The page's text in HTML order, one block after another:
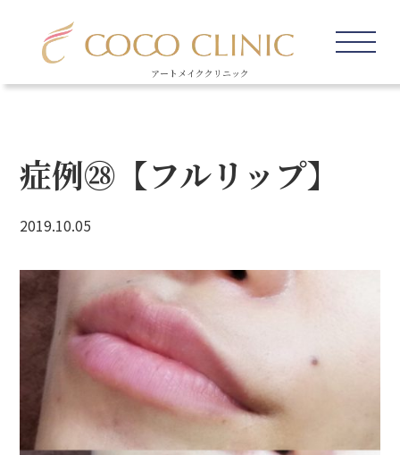
アートメイククリニック
症例㉘【フルリップ】
2019.10.05